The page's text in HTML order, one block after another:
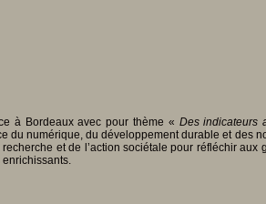
à Bordeaux avec pour thème « Des indicateurs
du numérique, du développement durable et
et de l’action sociétale pour réfléchir